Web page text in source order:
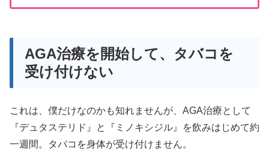
AGA治療を開始して、タバコを
受け付けない
これは、僕だけなのかも知れませんが、AGA治療として
『デュタステリド』と『ミノキシジル』を飲みはじめて約
一週間。タバコを身体が受け付けません。